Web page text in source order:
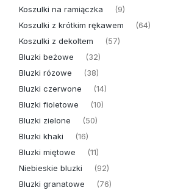
Koszulki na ramiączka (9)
Koszulki z krótkim rękawem (64)
Koszulki z dekoltem (57)
Bluzki beżowe (32)
Bluzki rózowe (38)
Bluzki czerwone (14)
Bluzki fioletowe (10)
Bluzki zielone (50)
Bluzki khaki (16)
Bluzki miętowe (11)
Niebieskie bluzki (92)
Bluzki granatowe (76)